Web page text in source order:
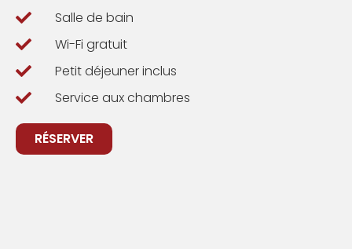
Salle de bain
Wi-Fi gratuit
Petit déjeuner inclus
Service aux chambres
RÉSERVER